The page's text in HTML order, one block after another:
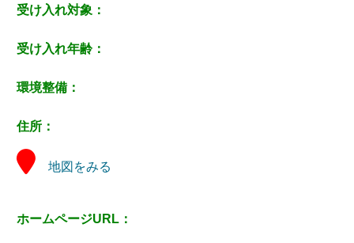
受け入れ対象：
受け入れ年齢：
環境整備：
住所：
地図をみる
ホームページURL：